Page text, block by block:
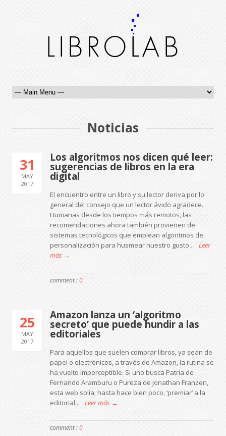
Noticias
31
MAY
2017
Los algoritmos nos dicen qué leer:
sugerencias de libros en la era
digital
El encuentro entre un libro y su lector deriva por lo
general del consejo que un lector ávido agradece.
Humanas desde los tiempos más remotos, las
recomendaciones ahora también provienen de
sistemas tecnológicos que emplean algoritmos de
personalización para husmear nuestro gusto...
Leer
más →
comment :0
25
MAY
2017
Amazon lanza un ‘algoritmo
secreto’ que puede hundir a las
editoriales
Para aquellos que suelen comprar libros, ya sean de
papel o electrónicos, a través de Amazon, la rutina se
ha vuelto imperceptible. Si uno busca Patria de
Fernando Aramburu o Pureza de Jonathan Franzen,
esta web solía, hasta hace bien poco, ‘premiar’ a la
editorial...
Leer más →
comment :0